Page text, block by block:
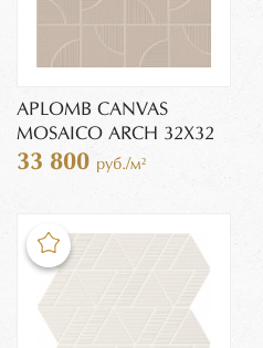
APLOMB CANVAS
MOSAICO ARCH 32X32
33 800 руб./м²